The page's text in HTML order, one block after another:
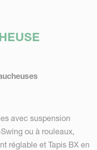
avec suspension
ou à rouleaux,
réglable et Tapis BX en